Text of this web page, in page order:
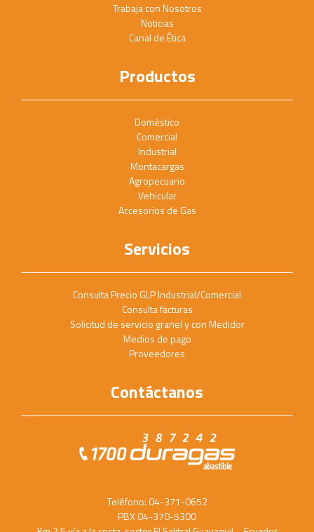
Trabaja con Nosotros
Noticias
Canal de Ética
Productos
Doméstico
Comercial
Industrial
Montacargas
Agropecuario
Vehicular
Accesorios de Gas
Servicios
Consulta Precio GLP Industrial/Comercial
Consulta facturas
Solicitud de servicio granel y con Medidor
Medios de pago
Proveedores
Contáctanos
Teléfono: 04-371-0652
PBX 04-370-5300